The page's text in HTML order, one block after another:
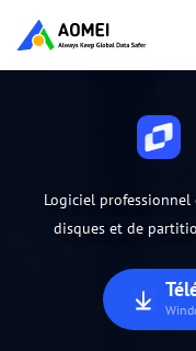
Logiciel professionnel
disques et de